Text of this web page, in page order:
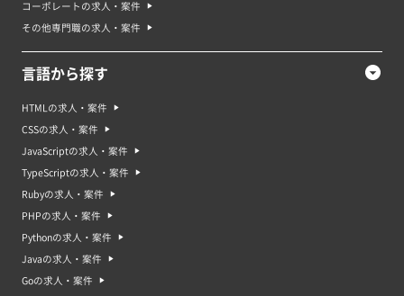
コーポレートの求人・案件
その他専門職の求人・案件
言語から探す
HTMLの求人・案件
CSSの求人・案件
JavaScriptの求人・案件
TypeScriptの求人・案件
Rubyの求人・案件
PHPの求人・案件
Pythonの求人・案件
Javaの求人・案件
Goの求人・案件